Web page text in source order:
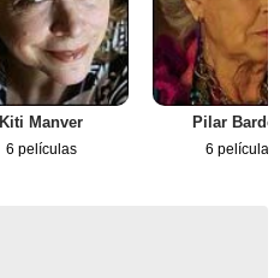
Kiti Manver
6 películas
Pilar
6 películas